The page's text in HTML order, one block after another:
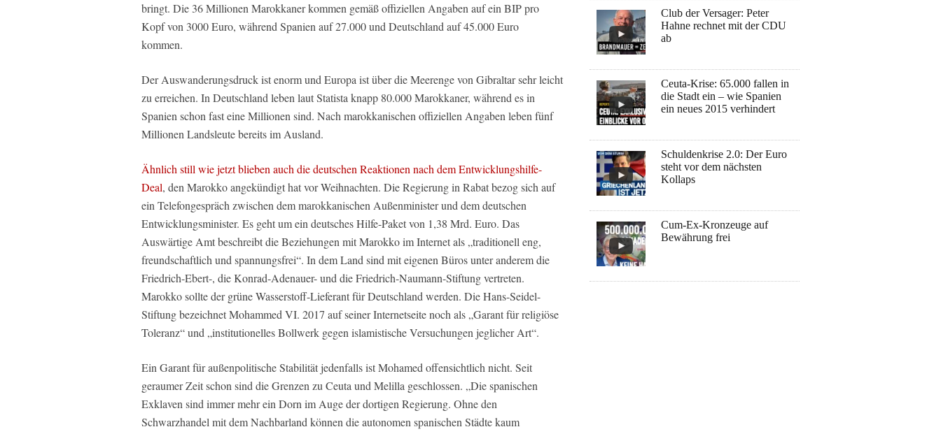
bringt. Die 36 Millionen Marokkaner kommen gemäß offiziellen Angaben auf ein BIP pro
Kopf von 3000 Euro, während Spanien auf 27.000 und Deutschland auf 45.000 Euro
kommen.
Der Auswanderungsdruck ist enorm und Europa ist über die Meerenge von Gibraltar sehr leicht
zu erreichen. In Deutschland leben laut Statista knapp 80.000 Marokkaner, während es in
Spanien schon fast eine Millionen sind. Nach marokkanischen offiziellen Angaben leben fünf
Millionen Landsleute bereits im Ausland.
Ähnlich still wie jetzt blieben auch die deutschen Reaktionen nach dem Entwicklungshilfe-
Deal, den Marokko angekündigt hat vor Weihnachten. Die Regierung in Rabat bezog sich auf
ein Telefongespräch zwischen dem marokkanischen Außenminister und dem deutschen
Entwicklungsminister. Es geht um ein deutsches Hilfe-Paket von 1,38 Mrd. Euro. Das
Auswärtige Amt beschreibt die Beziehungen mit Marokko im Internet als „traditionell eng,
freundschaftlich und spannungsfrei“. In dem Land sind mit eigenen Büros unter anderem die
Friedrich-Ebert-, die Konrad-Adenauer- und die Friedrich-Naumann-Stiftung vertreten.
Marokko sollte der grüne Wasserstoff-Lieferant für Deutschland werden. Die Hans-Seidel-
Stiftung bezeichnet Mohammed VI. 2017 auf seiner Internetseite noch als „Garant für religiöse
Toleranz“ und „institutionelles Bollwerk gegen islamistische Versuchungen jeglicher Art“.
Ein Garant für außenpolitische Stabilität jedenfalls ist Mohamed offensichtlich nicht. Seit
geraumer Zeit schon sind die Grenzen zu Ceuta und Melilla geschlossen. „Die spanischen
Exklaven sind immer mehr ein Dorn im Auge der dortigen Regierung. Ohne den
Schwarzhandel mit dem Nachbarland können die autonomen spanischen Städte kaum
Club der Versager: Peter
Hahne rechnet mit der CDU
ab
Ceuta-Krise: 65.000 fallen in
die Stadt ein – wie Spanien
ein neues 2015 verhindert
Schuldenkrise 2.0: Der Euro
steht vor dem nächsten
Kollaps
Cum-Ex-Kronzeuge auf
Bewährung frei